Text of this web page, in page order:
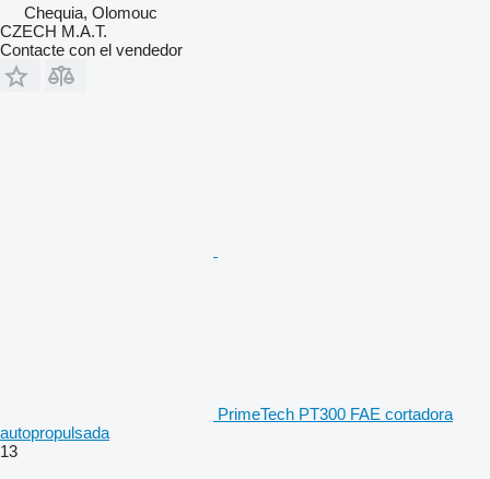
Chequia, Olomouc
CZECH M.A.T.
Contacte con el vendedor
PrimeTech PT300 FAE cortadora
autopropulsada
13